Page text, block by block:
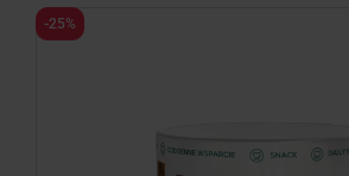
-25%